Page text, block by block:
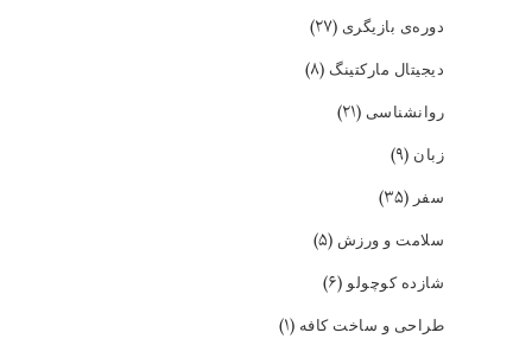
دوره‌ی بازیگری (۲۷)
دیجیتال مارکتینگ (۸)
روانشناسی (۲۱)
زبان (۹)
سفر (۳۵)
سلامت و ورزش (۵)
شازده کوچولو(۶)
طراحی و ساخت کافه (۱)